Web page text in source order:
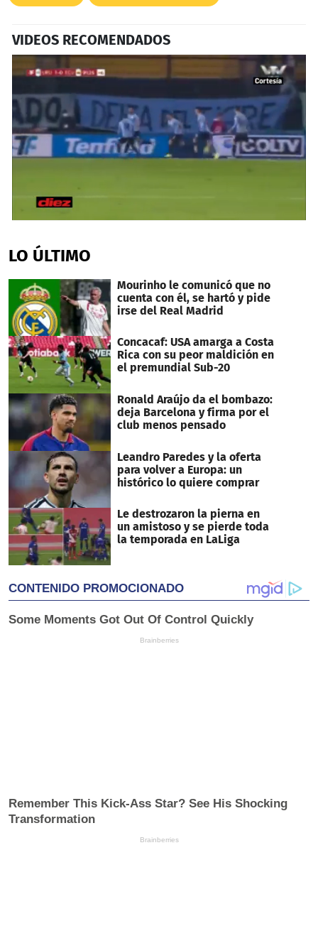
VIDEOS RECOMENDADOS
of
1
15
seconds
LO ÚLTIMO
Mourinho le comunicó que no
cuenta con él, se hartó y pide
irse del Real Madrid
Concacaf: USA amarga a Costa
Rica con su peor maldición en
el premundial Sub-20
Ronald Araújo da el bombazo:
deja Barcelona y firma por el
club menos pensado
Leandro Paredes y la oferta
para volver a Europa: un
histórico lo quiere comprar
Le destrozaron la pierna en
un amistoso y se pierde toda
la temporada en LaLiga